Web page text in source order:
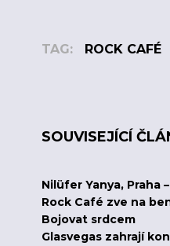
TAG: ROCK CAFÉ
SOUVISEJÍCÍ
Nilüfer Yanya, Praha
Rock Café zve na
Bojovat srdcem
Glasvegas zahrají